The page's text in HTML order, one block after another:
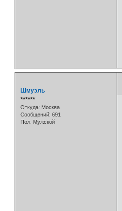
Шмуэль
⭒⭒⭒⭒⭒⭒
Откуда: Москва
Сообщений: 691
Пол: Мужской